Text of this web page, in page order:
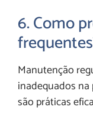
6. Como
Manutenção
inadequados
são práticas